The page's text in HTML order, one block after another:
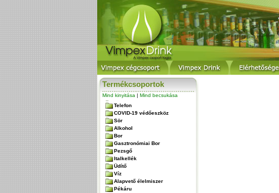
Termékcsoportok
Mind kinyitása | Mind becsukása
Telefon
COVID-19 védőeszköz
Sör
Alkohol
Bor
Gasztronómiai Bor
Pezsgő
Italkellék
Üdítő
Víz
Alapvető élelmiszer
Pékáru